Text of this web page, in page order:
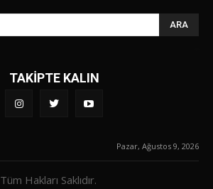
ARA
TAKİPTE KALIN
Pazar, Ağustos 9, 2026
Hakları Saklıdır.